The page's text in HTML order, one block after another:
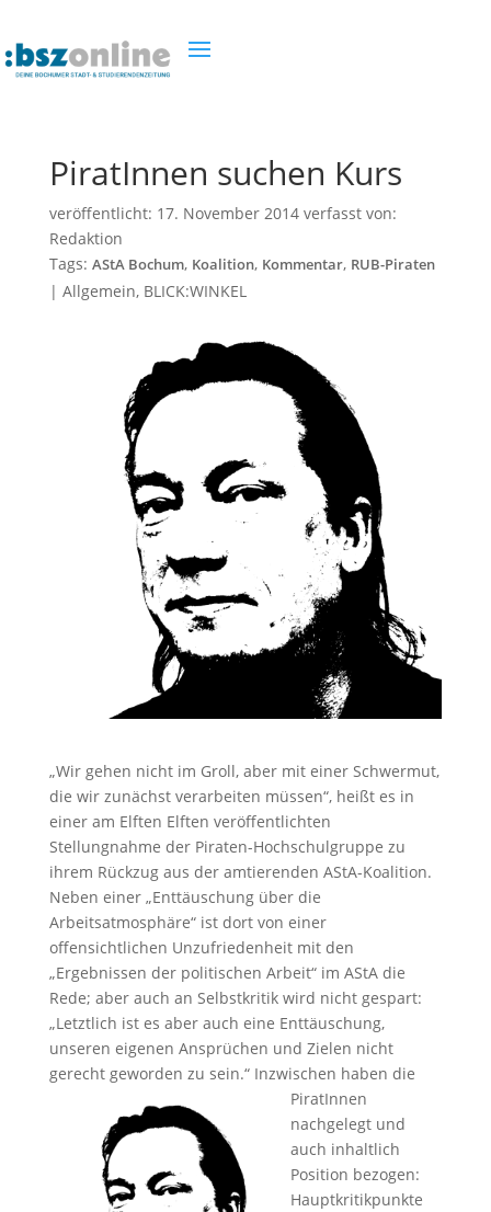
PiratInnen suchen Kurs
veröffentlicht: 17. November 2014verfasst von:
Redaktion
Tags: AStA Bochum, Koalition, Kommentar, RUB-Piraten
| Allgemein, BLICK:WINKEL
„Wir gehen nicht im Groll, aber mit einer Schwermut,
die wir zunächst verarbeiten müssen“, heißt es in
einer am Elften Elften veröffentlichten
Stellungnahme der Piraten-Hochschulgruppe zu
ihrem Rückzug aus der amtierenden AStA-Koalition.
Neben einer „Enttäuschung über die
Arbeitsatmosphäre“ ist dort von einer
offensichtlichen Unzufriedenheit mit den
„Ergebnissen der politischen Arbeit“ im AStA die
Rede; aber auch an Selbstkritik wird nicht gespart:
„Letztlich ist es aber auch eine Enttäuschung,
unseren eigenen Ansprüchen und Zielen nicht
gerecht geworden zu sein.“Inzwischen haben die
PiratInnen
nachgelegt und
auch inhaltlich
Position bezogen:
Hauptkritikpunkte